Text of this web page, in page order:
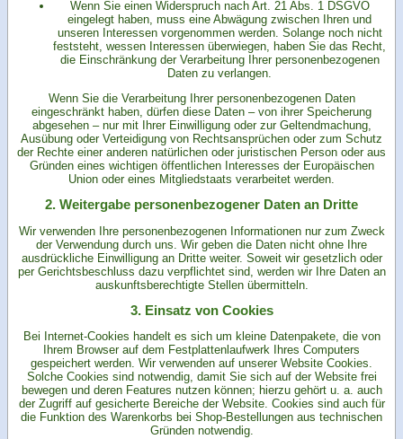
Wenn Sie einen Widerspruch nach Art. 21 Abs. 1 DSGVO
eingelegt haben, muss eine Abwägung zwischen Ihren und
unseren Interessen vorgenommen werden. Solange noch nicht
feststeht, wessen Interessen überwiegen, haben Sie das Recht,
die Einschränkung der Verarbeitung Ihrer personenbezogenen
Daten zu verlangen.
Wenn Sie die Verarbeitung Ihrer personenbezogenen Daten
eingeschränkt haben, dürfen diese Daten – von ihrer Speicherung
abgesehen – nur mit Ihrer Einwilligung oder zur Geltendmachung,
Ausübung oder Verteidigung von Rechtsansprüchen oder zum Schutz
der Rechte einer anderen natürlichen oder juristischen Person oder aus
Gründen eines wichtigen öffentlichen Interesses der Europäischen
Union oder eines Mitgliedstaats verarbeitet werden.
2. Weitergabe personenbezogener Daten an Dritte
Wir verwenden Ihre personenbezogenen Informationen nur zum Zweck
der Verwendung durch uns. Wir geben die Daten nicht ohne Ihre
ausdrückliche Einwilligung an Dritte weiter. Soweit wir gesetzlich oder
per Gerichtsbeschluss dazu verpflichtet sind, werden wir Ihre Daten an
auskunftsberechtigte Stellen übermitteln.
3. Einsatz von Cookies
Bei Internet-Cookies handelt es sich um kleine Datenpakete, die von
Ihrem Browser auf dem Festplattenlaufwerk Ihres Computers
gespeichert werden. Wir verwenden auf unserer Website Cookies.
Solche Cookies sind notwendig, damit Sie sich auf der Website frei
bewegen und deren Features nutzen können; hierzu gehört u. a. auch
der Zugriff auf gesicherte Bereiche der Website. Cookies sind auch für
die Funktion des Warenkorbs bei Shop-Bestellungen aus technischen
Gründen notwendig.